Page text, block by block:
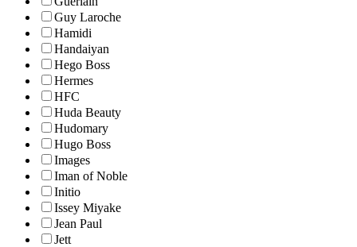
Guy Laroche
Hamidi
Handaiyan
Hego Boss
Hermes
HFC
Huda Beauty
Hudomary
Hugo Boss
Images
Iman of Noble
Initio
Issey Miyake
Jean Paul
Jett